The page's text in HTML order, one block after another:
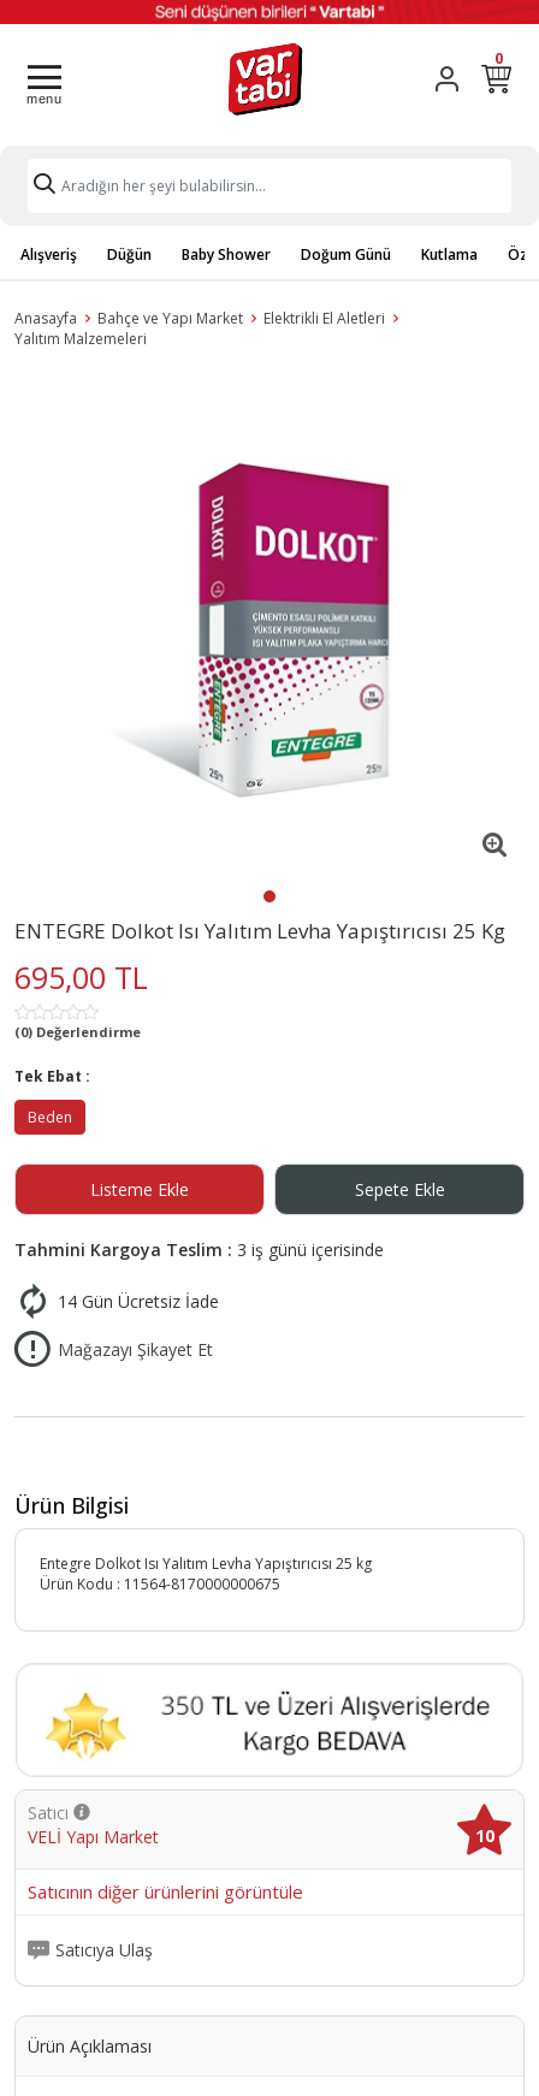
0
Alışveriş Düğün Baby Shower Doğum Günü Kutlama
Anasayfa Bahçe ve Yapı Market
Elektrikli El Aletleri
Yalıtım Malzemeleri
ENTEGRE Dolkot Isı Yalıtım Levha Yapıştırıcısı 25 Kg
695,00 TL
(0) Değerlendirme
Tek Ebat :
Beden
Listeme Ekle Sepete Ekle
Tahmini Kargoya Teslim : 3 iş günü içerisinde
14 Gün Ücretsiz İade
Mağazayı Şikayet Et
Ürün Bilgisi
Entegre Dolkot Isı Yalıtım Levha Yapıştırıcısı 25 kg
Ürün Kodu : 11564-8170000000675
Satıcı
VELİ Yapı Market
10
Satıcının diğer ürünlerini görüntüle
Satıcıya Ulaş
Ürün Açıklaması